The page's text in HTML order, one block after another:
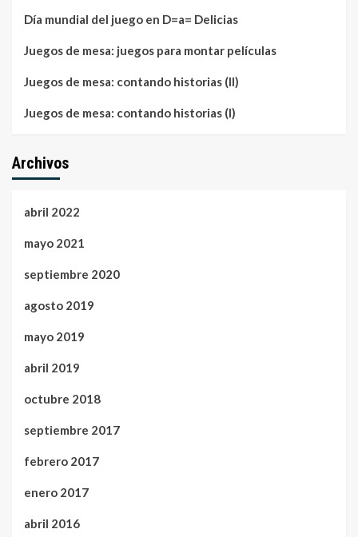
Día mundial del juego en D=a= Delicias
Juegos de mesa: juegos para montar películas
Juegos de mesa: contando historias (II)
Juegos de mesa: contando historias (I)
Archivos
abril 2022
mayo 2021
septiembre 2020
agosto 2019
mayo 2019
abril 2019
octubre 2018
septiembre 2017
febrero 2017
enero 2017
abril 2016